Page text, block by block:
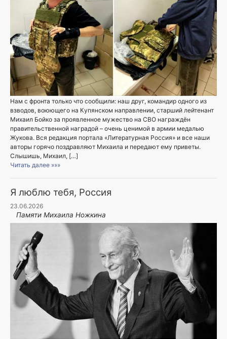
Нам с фронта только что сообщили: наш друг, командир одного из
взводов, воюющего на Купянском направлении, старший лейтенант
Михаил Бойко за проявленное мужество на СВО награждён
правительственной наградой – очень ценимой в армии медалью
Жукова. Вся редакция портала «Литературная Россия» и все наши
авторы горячо поздравляют Михаила и передают ему приветы.
Слышишь, Михаил, […]
Читать далее »»»
Я люблю тебя, Россия
23.06.2026
Памяти Михаила Ножкина